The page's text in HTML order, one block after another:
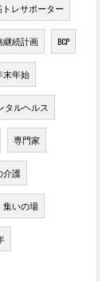
レサポーター
継続計画 BCP
末年始
タルヘルス
専門家
介護
集いの場